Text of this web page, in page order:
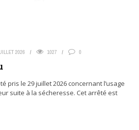
2026 1027 0
pris le 29 juillet 2026 concernant l’usage
suite à la sécheresse. Cet arrêté est